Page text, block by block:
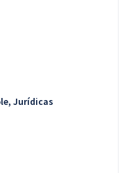
Jurídicas